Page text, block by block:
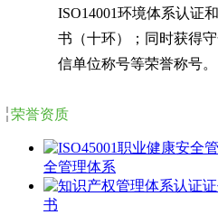
ISO14001环境体系认证
书（十环）；同时获得
信单位称号等荣誉称号。
荣誉资质
全管理体系
书